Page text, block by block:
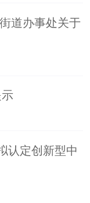
道办事处关于
认定创新型中